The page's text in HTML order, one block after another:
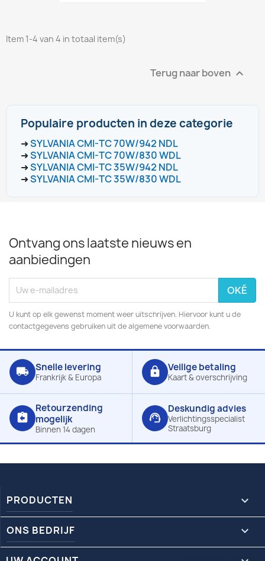
Item 1-4 van 4 in totaal item(s)
Terug naar boven 
Populaire producten in deze categorie
➜SYLVANIA CMI-TC 70W/942 NDL
➜SYLVANIA CMI-TC 70W/830 WDL
➜SYLVANIA CMI-TC 35W/942 NDL
➜SYLVANIA CMI-TC 35W/830 WDL
Ontvang ons laatste nieuws en
aanbiedingen
U kunt op elk gewenst moment weer uitschrijven. Hiervoor kunt u de
contactgegevens gebruiken uit de algemene voorwaarden.
local_shipping Snelle levering
Frankrijk & Europa lock Veilige betaling
Kaart & overschrijving
assignment_return
Retourzending
mogelijk
Binnen 14 dagen
support_agent
Deskundig advies
Verlichtingsspecialist
Straatsburg
PRODUCTEN 
ONS BEDRIJF 